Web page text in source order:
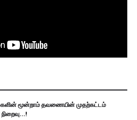
மூன்றாம் தவணையின் முதற்கட்டம்